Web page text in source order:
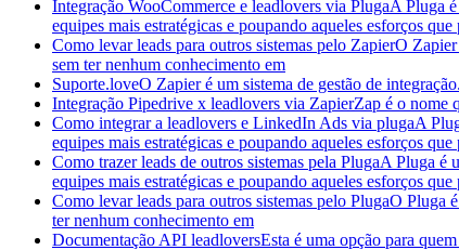
Integração WooCommerce e leadlovers via PlugaA Pluga
equipes mais estratégicas e poupando aqueles esforços que
Como levar leads para outros sistemas pelo ZapierO Zapier
sem ter nenhum conhecimento em
Suporte.loveO Zapier é um sistema de gestão de
Integração Pipedrive x leadlovers via ZapierZap é o nome
Como integrar a leadlovers e LinkedIn Ads via plugaA
equipes mais estratégicas e poupando aqueles esforços que
Como trazer leads de outros sistemas pela PlugaA Pluga é
equipes mais estratégicas e poupando aqueles esforços que
Como levar leads para outros sistemas pelo PlugaO Pluga
ter nenhum conhecimento em
Documentação API leadloversEsta é uma opção para